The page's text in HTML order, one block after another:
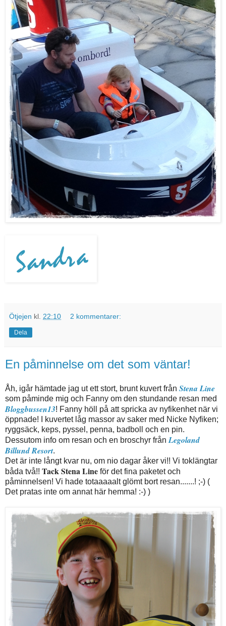
Ötjejen kl. 22:10 2 kommentarer:
Dela
En påminnelse om det som väntar!
Åh, igår hämtade jag ut ett stort, brunt kuvert från Stena Line
som påminde mig och Fanny om den stundande resan med
Bloggbussen13! Fanny höll på att spricka av nyfikenhet när vi
öppnade! I kuvertet låg massor av saker med Nicke Nyfiken;
ryggsäck, keps, pyssel, penna, badboll och en pin.
Dessutom info om resan och en broschyr frånLegoland
Billund Resort.
Det är inte långt kvar nu, om nio dagar åker vi!! Vi toklängtar
båda två!! TackStena Line för det fina paketet och
påminnelsen! Vi hade totaaaaalt glömt bort resan.......! ;-) (
Det pratas inte om annat här hemma! :-) )